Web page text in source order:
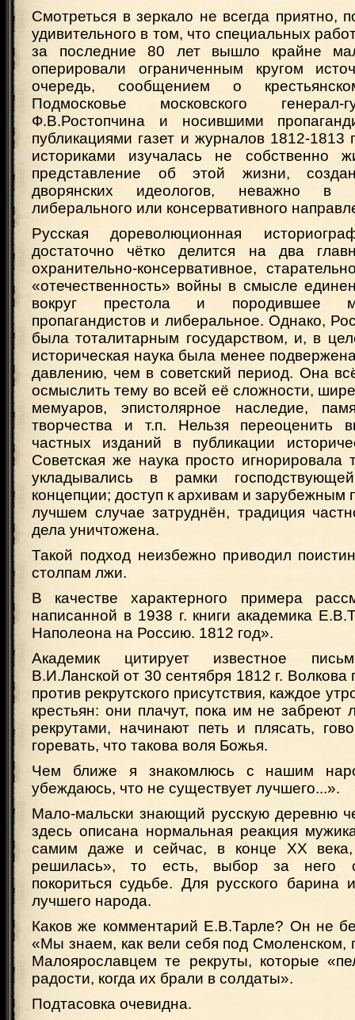
Смотреться в зеркало не всегда приятно,
удивительного в том, что специальных
за последние 80 лет вышло крайне
оперировали ограниченным кругом
очередь, сообщением о
Подмосковье московского генерал-
Ф.В.Ростопчина и носившими
публикациями газет и журналов 1812-1813
историками изучалась не собственно
представление об этой жизни,
дворянских идеологов, неважно в
либерального или консервативного
Русская дореволюционная
достаточно чётко делится на два
охранительно-консервативное,
«отечественность» войны в смысле
вокруг престола и породившее
пропагандистов и либеральное. Однако,
была тоталитарным государством, и, в
историческая наука была менее
давлению, чем в советский период. Она
осмыслить тему во всей её сложности,
мемуаров, эпистолярное наследие,
творчества и т.п. Нельзя переоценить
частных изданий в публикации
Советская же наука просто
укладывались в рамки господствующей
концепции; доступ к архивам и зарубежным
лучшем случае затруднён, традиция
дела уничтожена.
Такой подход неизбежно приводил
столпам лжи.
В качестве характерного примера
написанной в 1938 г. книги академика
Наполеона на Россию. 1812 год».
Академик цитирует известное
В.И.Ланской от 30 сентября 1812 г.
против рекрутского присутствия, каждое
крестьян: они плачут, пока им не забреют
рекрутами, начинают петь и плясать,
горевать, что такова воля Божья.
Чем ближе я знакомлюсь с нашим
убеждаюсь, что не существует лучшего...».
Мало-мальски знающий русскую деревню
здесь описана нормальная реакция
самим даже и сейчас, в конце XX
решилась», то есть, выбор за него
покориться судьбе. Для русского
лучшего народа.
Каков же комментарий Е.В.Тарле? Он не
«Мы знаем, как вели себя под Смоленском,
Малоярославцем те рекруты, которые
радости, когда их брали в солдаты».
Подтасовка очевидна.